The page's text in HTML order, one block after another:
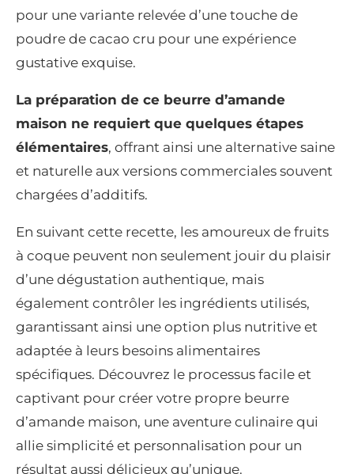
pour une variante relevée d’une touche de
poudre de cacao cru pour une expérience
gustative exquise.
La préparation de ce beurre d’amande
maison ne requiert que quelques étapes
élémentaires, offrant ainsi une alternative saine
et naturelle aux versions commerciales souvent
chargées d’additifs.
En suivant cette recette, les amoureux de fruits
à coque peuvent non seulement jouir du plaisir
d’une dégustation authentique, mais
également contrôler les ingrédients utilisés,
garantissant ainsi une option plus nutritive et
adaptée à leurs besoins alimentaires
spécifiques. Découvrez le processus facile et
captivant pour créer votre propre beurre
d’amande maison, une aventure culinaire qui
allie simplicité et personnalisation pour un
résultat aussi délicieux qu’unique.